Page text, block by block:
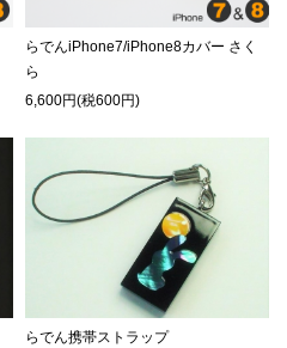
らでんiPhone7/iPhone8カバー さく
ら
6,600円(税600円)
らでん携帯ストラップ